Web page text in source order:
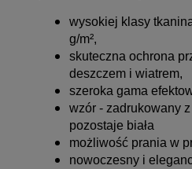
wysokiej klasy
g/m²,
skuteczna ochrona
deszczem i wiatrem,
szeroka gama
wzór - zadrukowany
pozostaje biała
możliwość prania w
nowoczesny i